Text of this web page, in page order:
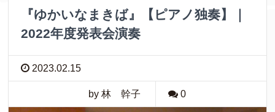
『ゆかいなまきば』【ピアノ独奏】｜
2022年度発表会演奏
2023.02.15
by 林 幹子 0